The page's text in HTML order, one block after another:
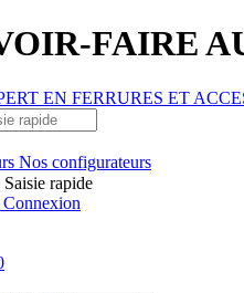
FAIRE
Nos configurateurs
Saisie rapide
Connexion